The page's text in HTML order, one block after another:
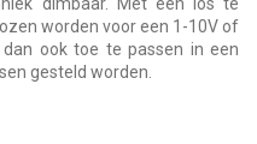
worden voor een 1-10V of
ook toe te passen in een
gesteld worden.